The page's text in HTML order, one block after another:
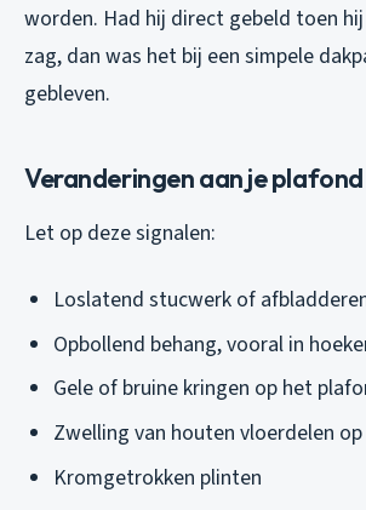
worden. Had hij direct gebeld toen
zag, dan was het bij een simpele
gebleven.
Veranderingen aan je
Let op deze signalen:
Loslatend stucwerk of
Opbollend behang, vooral in
Gele of bruine kringen op het
Zwelling van houten vloerdelen
Kromgetrokken plinten